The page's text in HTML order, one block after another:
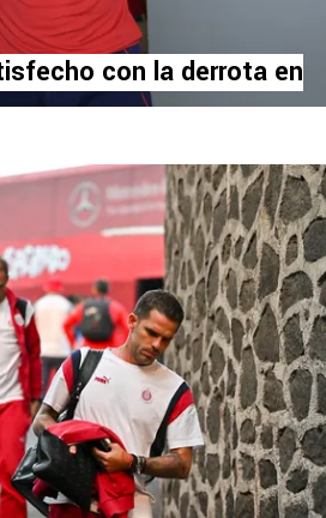
con la derrota en